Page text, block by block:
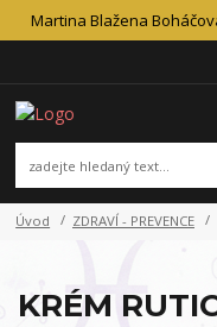
Martina Blažena
Úvod ZDRAVÍ - PREVENCE
KRÉM